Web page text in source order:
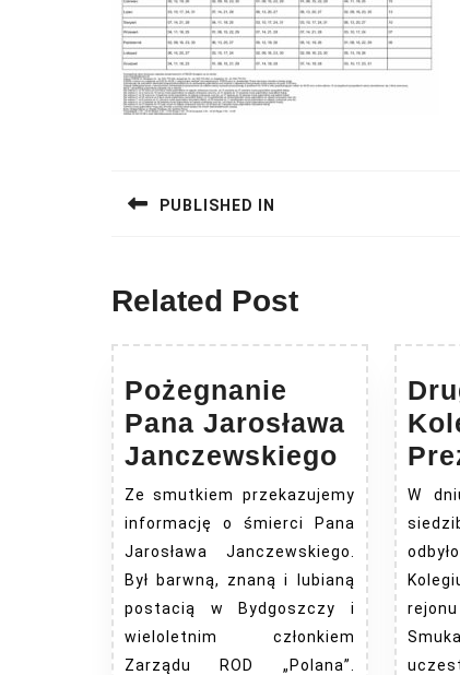
wpisu
PUBLISHED IN
Related Post
Pożegnanie
Pana Jarosława
Janczewskiego
Pana
Ze smutkiem przekazujemy
informację o śmierci Pana
Jarosława Janczewskiego.
Był barwną, znaną i lubianą
postacią w Bydgoszczy i
wieloletnim członkiem
Zarządu ROD „Polana”.
W